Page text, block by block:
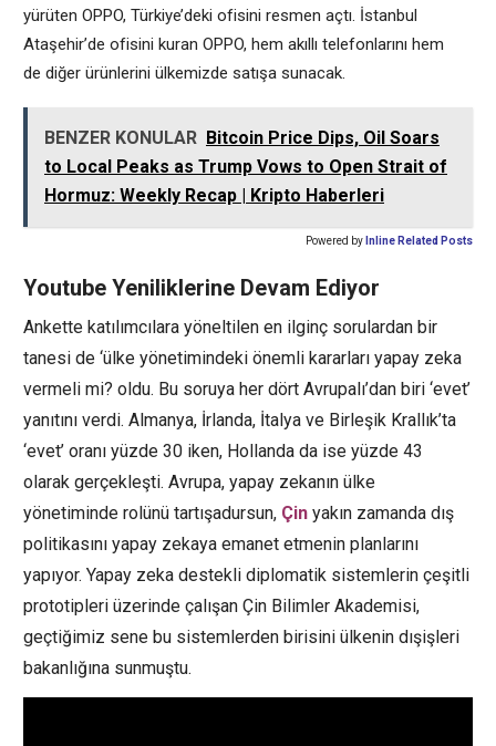
yürüten OPPO, Türkiye’deki ofisini resmen açtı. İstanbul
Ataşehir’de ofisini kuran OPPO, hem akıllı telefonlarını hem
de diğer ürünlerini ülkemizde satışa sunacak.
BENZER KONULAR Bitcoin Price Dips, Oil Soars
to Local Peaks as Trump Vows to Open Strait of
Hormuz: Weekly Recap | Kripto Haberleri
Powered by Inline Related Posts
Youtube Yeniliklerine Devam Ediyor
Ankette katılımcılara yöneltilen en ilginç sorulardan bir
tanesi de ‘ülke yönetimindeki önemli kararları yapay zeka
vermeli mi? oldu. Bu soruya her dört Avrupalı’dan biri ‘evet’
yanıtını verdi. Almanya, İrlanda, İtalya ve Birleşik Krallık’ta
‘evet’ oranı yüzde 30 iken, Hollanda da ise yüzde 43
olarak gerçekleşti. Avrupa, yapay zekanın ülke
yönetiminde rolünü tartışadursun, Çin yakın zamanda dış
politikasını yapay zekaya emanet etmenin planlarını
yapıyor. Yapay zeka destekli diplomatik sistemlerin çeşitli
prototipleri üzerinde çalışan Çin Bilimler Akademisi,
geçtiğimiz sene bu sistemlerden birisini ülkenin dışişleri
bakanlığına sunmuştu.